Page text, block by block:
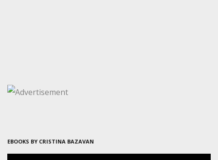
EBOOKS BY CRISTINA BAZAVAN